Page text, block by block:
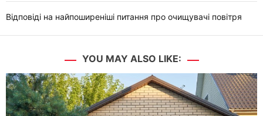
Відповіді на найпоширеніші питання про очищувачі повітря
YOU MAY ALSO LIKE: